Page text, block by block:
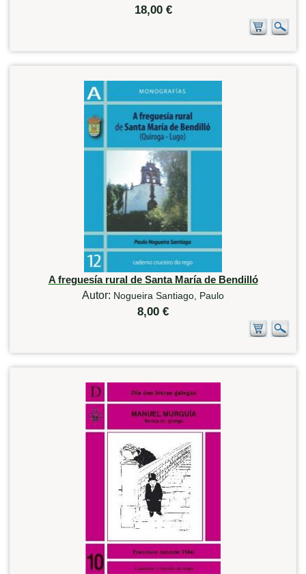
18,00 €
A freguesía rural de Santa María de Bendilló
Autor: Nogueira Santiago, Paulo
8,00 €